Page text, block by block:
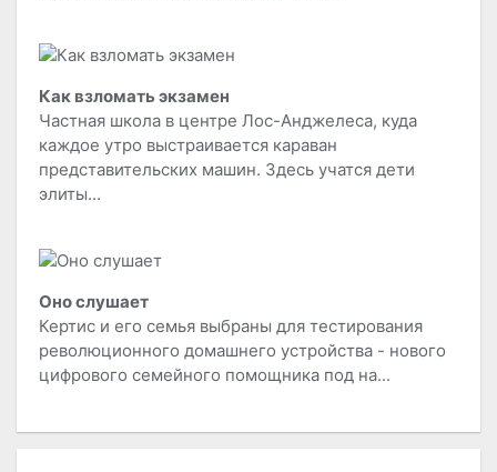
Как взломать экзамен
Частная школа в центре Лос-Анджелеса, куда
каждое утро выстраивается караван
представительских машин. Здесь учатся дети
элиты...
Оно слушает
Кертис и его семья выбраны для тестирования
революционного домашнего устройства - нового
цифрового семейного помощника под на...